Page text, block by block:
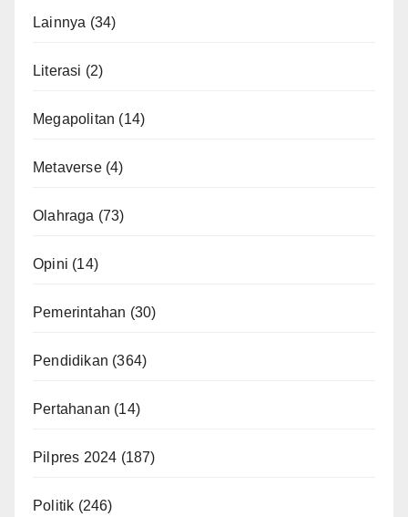
Lainnya (34)
Literasi (2)
Megapolitan (14)
Metaverse(4)
Olahraga (73)
Opini (14)
Pemerintahan (30)
Pendidikan (364)
Pertahanan (14)
Pilpres 2024 (187)
Politik (246)